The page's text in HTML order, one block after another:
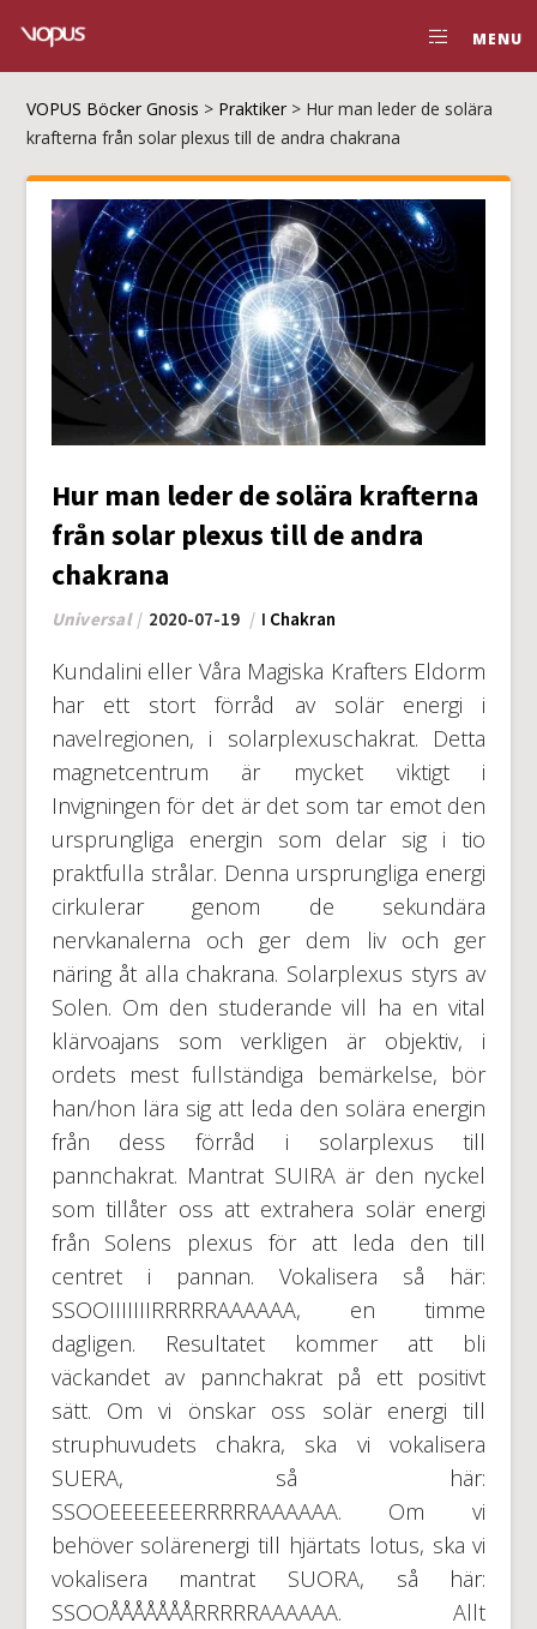
MENU
VOPUS Böcker Gnosis > Praktiker > Hur man leder de solära
krafterna från solar plexus till de andra chakrana
Hur man leder de solära krafterna
från solar plexus till de andra
chakrana
Universal 2020-07-19 I Chakran
Kundalini eller Våra Magiska Krafters Eldorm
har ett stort förråd av solär energi i
navelregionen, i solarplexuschakrat. Detta
magnetcentrum är mycket viktigt i
Invigningen för det är det som tar emot den
ursprungliga energin som delar sig i tio
praktfulla strålar. Denna ursprungliga energi
cirkulerar genom de sekundära
nervkanalerna och ger dem liv och ger
näring åt alla chakrana. Solarplexus styrs av
Solen. Om den studerande vill ha en vital
klärvoajans som verkligen är objektiv, i
ordets mest fullständiga bemärkelse, bör
han/hon lära sig att leda den solära energin
från dess förråd i solarplexus till
pannchakrat. Mantrat SUIRA är den nyckel
som tillåter oss att extrahera solär energi
från Solens plexus för att leda den till
centret i pannan. Vokalisera så här:
SSOOIIIIIIIRRRRRAAAAAA, en timme
dagligen. Resultatet kommer att bli
väckandet av pannchakrat på ett positivt
sätt. Om vi önskar oss solär energi till
struphuvudets chakra, ska vi vokalisera
SUERA, så här:
SSOOEEEEEEERRRRRAAAAAA. Om vi
behöver solärenergi till hjärtats lotus, ska vi
vokalisera mantrat SUORA, så här:
SSOOÅÅÅÅÅÅÅRRRRRAAAAAA. Allt